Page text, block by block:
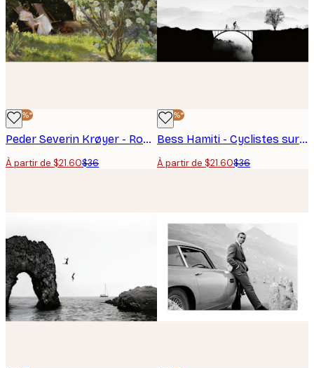
-40%*
Peder Severin Krøyer - Roses Affiche
À partir de $21.60$36
-40%*
Bess Hamiti - Cyclistes sur un pont brumeux Affiche
À partir de $21.60$36